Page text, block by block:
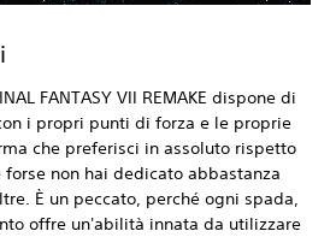
FANTASY VII REMAKE dispone di
i propri punti di forza e le proprie
che preferisci in assoluto rispetto
non hai dedicato abbastanza
È un peccato, perché ogni spada,
offre un'abilità innata da utilizzare